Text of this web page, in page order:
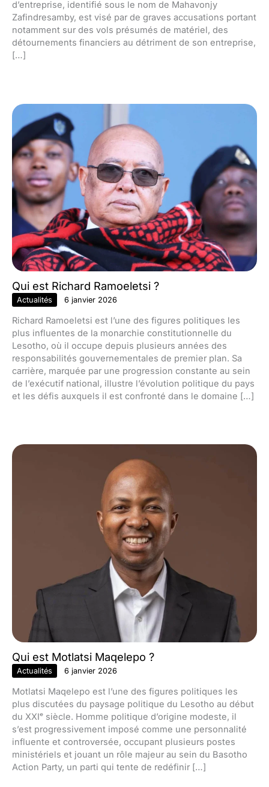
d’entreprise, identifié sous le nom de Mahavonjy
Zafindresamby, est visé par de graves accusations portant
notamment sur des vols présumés de matériel, des
détournements financiers au détriment de son entreprise,
[…]
Qui est Richard Ramoeletsi ?
Actualités 6 janvier 2026
Richard Ramoeletsi est l’une des figures politiques les
plus influentes de la monarchie constitutionnelle du
Lesotho, où il occupe depuis plusieurs années des
responsabilités gouvernementales de premier plan. Sa
carrière, marquée par une progression constante au sein
de l’exécutif national, illustre l’évolution politique du pays
et les défis auxquels il est confronté dans le domaine […]
Qui est Motlatsi Maqelepo ?
Actualités 6 janvier 2026
Motlatsi Maqelepo est l’une des figures politiques les
plus discutées du paysage politique du Lesotho au début
du XXIᵉ siècle. Homme politique d’origine modeste, il
s’est progressivement imposé comme une personnalité
influente et controversée, occupant plusieurs postes
ministériels et jouant un rôle majeur au sein du Basotho
Action Party, un parti qui tente de redéfinir […]